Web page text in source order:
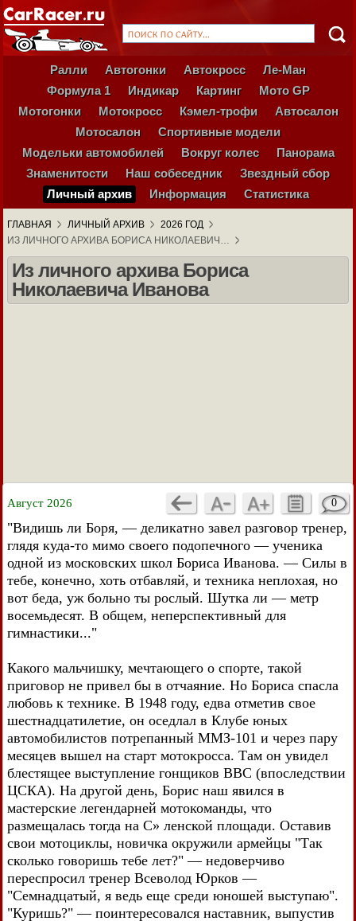
Ралли Автогонки Автокросс
Ле-Ман
Формула 1
Индикар Картинг
Мото GP
Мотогонки
Мотокросс Кэмел-трофи
Автосалон
Мотосалон
Спортивные модели
Модельки автомобилей
Вокруг колес
Панорама
Знаменитости
Наш собеседник
Звездный сбор
Личный архив
Информация Статистика
ГЛАВНАЯ ЛИЧНЫЙ АРХИВ
2026 ГОД
ИЗ ЛИЧНОГО АРХИВА БОРИСА НИКОЛАЕВИЧ…
Из личного архива Бориса
Николаевича Иванова
Август 2026 0
"Видишь ли Боря, — деликатно завел разговор тренер,
глядя куда-то мимо своего подопечного — ученика
одной из московских школ Бориса Иванова. — Силы в
тебе, конечно, хоть отбавляй, и техника неплохая, но
вот беда, уж больно ты рослый. Шутка ли — метр
восемьдесят. В общем, неперспективный для
гимнастики..."
Какого мальчишку, мечтающего о спорте, такой
приговор не привел бы в отчаяние. Но Бориса спасла
любовь к технике. В 1948 году, едва отметив свое
шестнадцатилетие, он оседлал в Клубе юных
автомобилистов потрепанный ММЗ-101 и через пару
месяцев вышел на старт мотокросса. Там он увидел
блестящее выступление гонщиков ВВС (впоследствии
ЦСКА). На другой день, Борис наш явился в
мастерские легендарней мотокоманды, что
размещалась тогда на С» ленской площади. Оставив
свои мотоциклы, новичка окружили армейцы "Так
сколько говоришь тебе лет?" — недоверчиво
переспросил тренер Всеволод Юрков —
"Семнадцатый, я ведь еще среди юношей выступаю".
"Куришь?" — поинтересовался наставник, выпустив